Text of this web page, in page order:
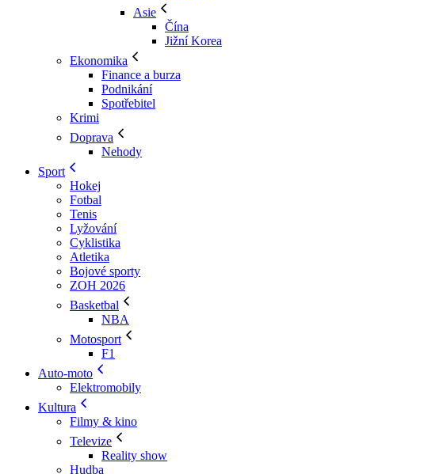
Asie
Čína
Jižní Korea
Ekonomika
Finance a burza
Podnikání
Spotřebitel
Krimi
Doprava
Nehody
Sport
Hokej
Fotbal
Tenis
Lyžování
Cyklistika
Atletika
Bojové sporty
ZOH 2026
Basketbal
NBA
Motosport
F1
Auto-moto
Elektromobily
Kultura
Filmy & kino
Televize
Reality show
Hudba